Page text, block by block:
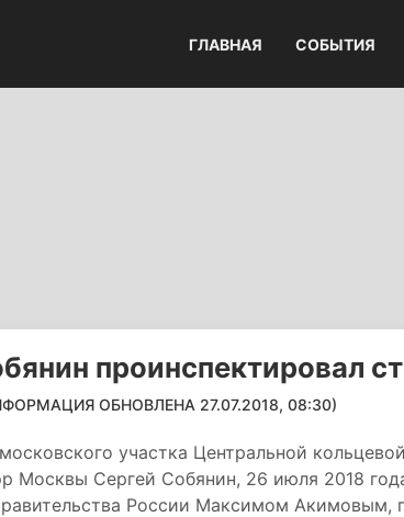
ГЛАВНАЯ СОБЫТИЯ
проинспектировал
ОБНОВЛЕНА 27.07.2018, 08:30)
участка Центральной
Москвы Сергей Собянин, 26 июля 2018
России Максимом Акимовым,